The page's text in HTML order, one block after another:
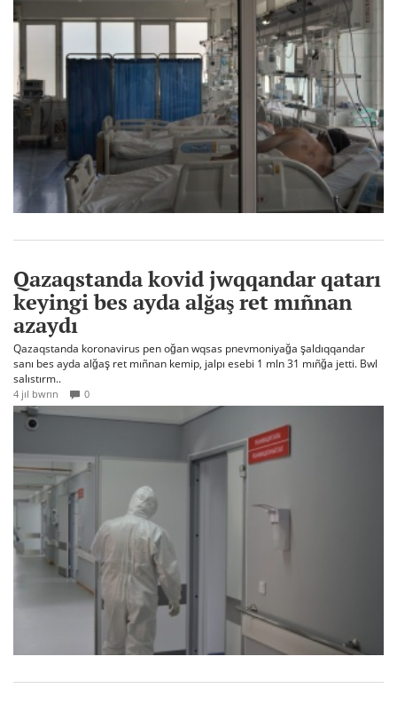
Qazaqstanda kovid jwqqandar qatarı
keyingi bes ayda alğaş ret mıñnan
azaydı
Qazaqstanda koronavirus pen oğan wqsas pnevmoniyağa şaldıqqandar
sanı bes ayda alğaş ret mıñnan kemip, jalpı esebi 1 mln 31 mıñğa jetti. Bwl
salıstırm..
4 jıl bwrın 0